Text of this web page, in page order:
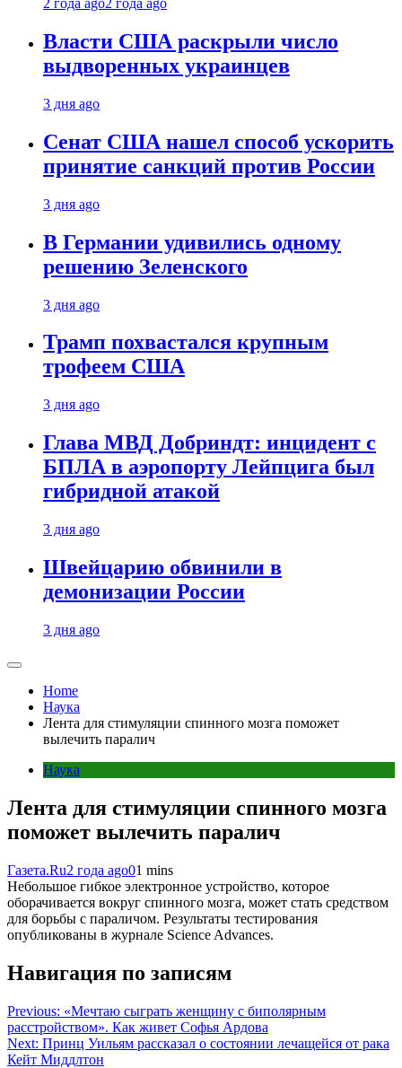
2 года ago2 года ago
Власти США раскрыли число
выдворенных украинцев
3 дня ago
Сенат США нашел способ ускорить
принятие санкций против России
3 дня ago
В Германии удивились одному
решению Зеленского
3 дня ago
Трамп похвастался крупным
трофеем США
3 дня ago
Глава МВД Добриндт: инцидент с
БПЛА в аэропорту Лейпцига был
гибридной атакой
3 дня ago
Швейцарию обвинили в
демонизации России
3 дня ago
Home
Наука
Лента для стимуляции спинного мозга поможет
вылечить паралич
Наука
Лента для стимуляции спинного мозга
поможет вылечить паралич
Газета.Ru2 года ago01 mins
Небольшое гибкое электронное устройство, которое
оборачивается вокруг спинного мозга, может стать средством
для борьбы с параличом. Результаты тестирования
опубликованы в журнале Science Advances.
Навигация по записям
Previous: «Мечтаю сыграть женщину с биполярным
расстройством». Как живет Софья Ардова
Next: Принц Уильям рассказал о состоянии лечащейся от рака
Кейт Миддлтон